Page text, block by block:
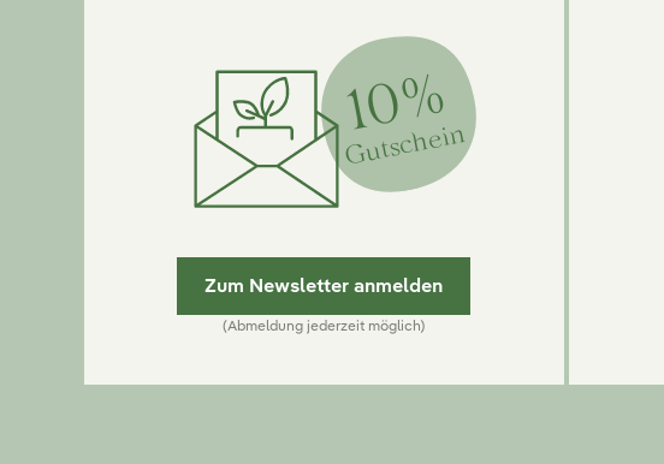
10%
Gutschein
Zum Newsletter anmelden
(Abmeldung jederzeit möglich)